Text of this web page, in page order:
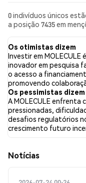
0 indivíduos únicos
a posição 7435 em
MOLECULE em todas
publicados 0 artigos de
NaN% dos tweets
comparação com
sobre MOLECULE.
a MOLECULE. Esses
Os otimistas dizem
Investir em
inovador em pesquisa
o acesso a
promovendo
Os pessimistas dizem
A MOLECULE enfrenta
pressionadas,
desafios regulatórios
crescimento futuro
​​Notícias​​